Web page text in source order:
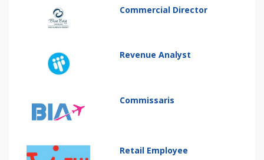
Commercial Director
Revenue Analyst
Commissaris
Retail Employee